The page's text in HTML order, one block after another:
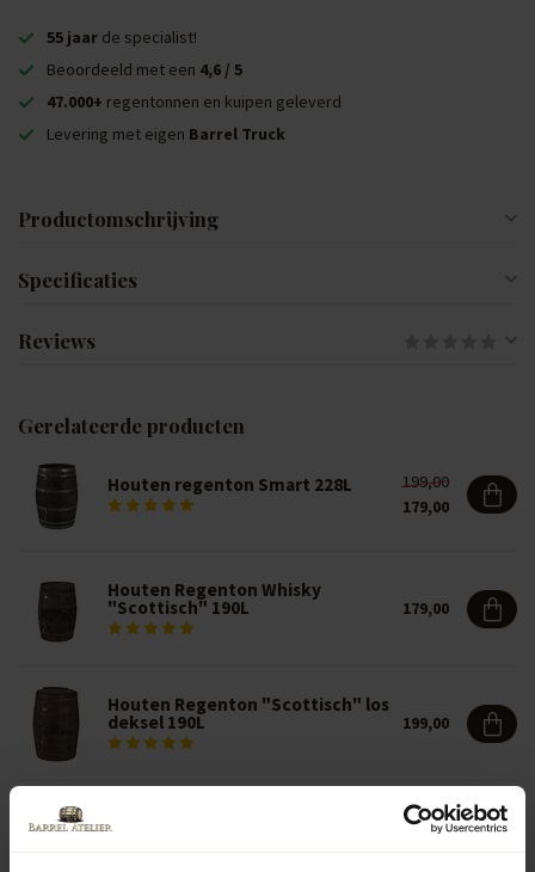
55 jaar de specialist!
Beoordeeld met een 4,6 / 5
47.000+ regentonnen en kuipen geleverd
Levering met eigen Barrel Truck
Productomschrijving
Specificaties
Reviews
Gerelateerde producten
Houten regenton Smart 228L
199,00
179,00
Houten Regenton Whisky
"Scottisch" 190L 179,00
Houten Regenton "Scottisch" los
deksel 190L 199,00
BA Limited Edition Houten
regenton Black Edition 190L 211,50